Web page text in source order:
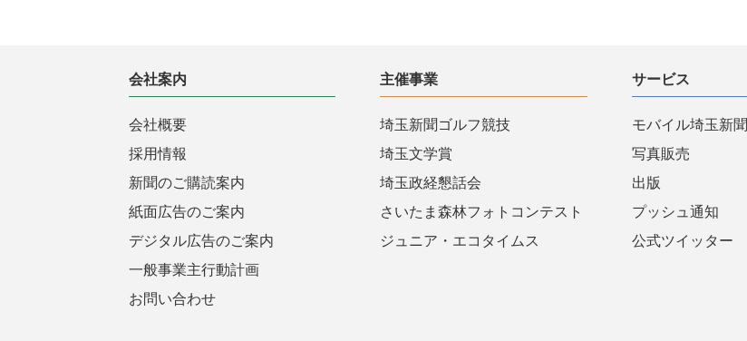
会社案内
会社概要
採用情報
新聞のご購読案内
紙面広告のご案内
デジタル広告のご案内
一般事業主行動計画
お問い合わせ
主催事業
埼玉新聞ゴルフ競技
埼玉文学賞
埼玉政経懇話会
さいたま森林フォトコンテスト
ジュニア・エコタイムス
サービス
モバイル埼玉新聞
写真販売
出版
プッシュ通知
公式ツイッター